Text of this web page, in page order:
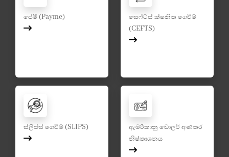
පේමී (Payme)
සෙෆ්ට්ස් ක්ෂනික ගෙවීම්
(CEFTS)
ස්ලිප්ස් ගෙවීම් (SLIPS)
ඇමරිකානු ඩොලර් අණකර
නිෂ්කාශනය